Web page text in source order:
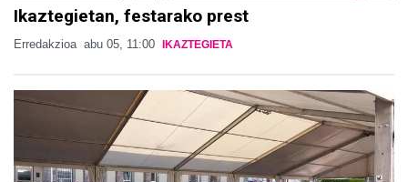
Ikaztegietan, festarako prest
Erredakzioa abu 05, 11:00 IKAZTEGIETA